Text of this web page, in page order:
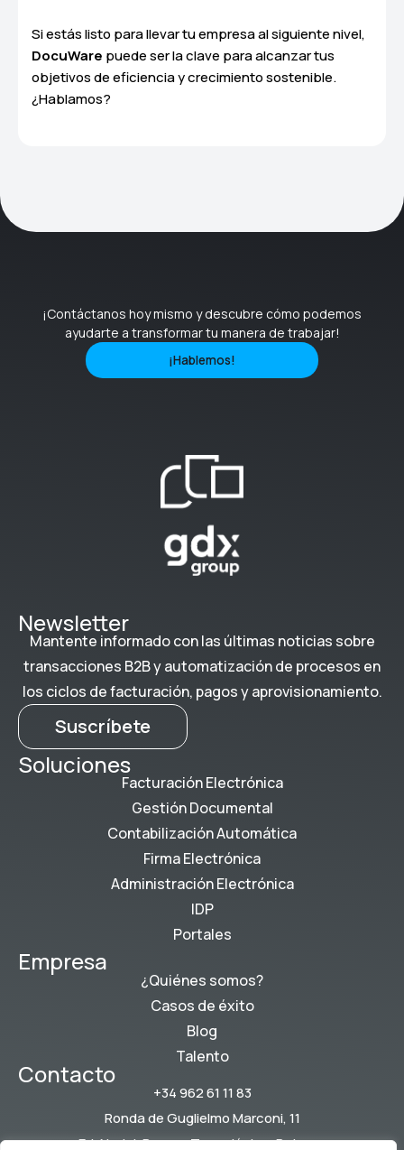
Si estás listo para llevar tu empresa al siguiente nivel,
DocuWare puede ser la clave para alcanzar tus
objetivos de eficiencia y crecimiento sostenible.
¿Hablamos?
¡Contáctanos hoy mismo y descubre cómo podemos
ayudarte a transformar tu manera de trabajar!
¡Hablemos!
Newsletter
Mantente informado con las últimas noticias sobre
transacciones B2B y automatización de procesos en
los ciclos de facturación, pagos y aprovisionamiento.
Suscríbete
Soluciones
Facturación Electrónica
Gestión Documental
Contabilización Automática
Firma Electrónica
Administración Electrónica
IDP
Portales
Empresa
¿Quiénes somos?
Casos de éxito
Blog
Talento
Contacto
+34 962 61 11 83
Ronda de Guglielmo Marconi, 11
Ed. Nadal, Parque Tecnológico, Paterna